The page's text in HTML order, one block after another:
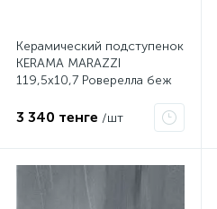
Керамический подступенок
KERAMA MARAZZI
119,5х10,7 Роверелла беж
3 340 тенге /шт